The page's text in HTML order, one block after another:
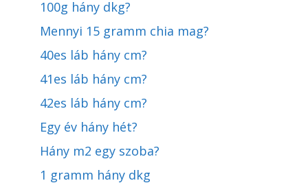
100g hány dkg?
Mennyi 15 gramm chia mag?
40es láb hány cm?
41es láb hány cm?
42es láb hány cm?
Egy év hány hét?
Hány m2 egy szoba?
1 gramm hány dkg